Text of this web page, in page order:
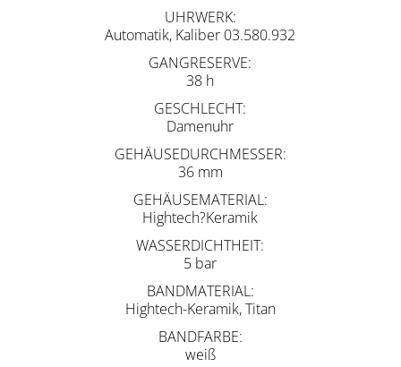
UHRWERK
Automatik, Kaliber 03.580.932
GANGRESERVE
38 h
GESCHLECHT
Damenuhr
GEHÄUSEDURCHMESSER
36 mm
GEHÄUSEMATERIAL
Hightech?Keramik
WASSERDICHTHEIT
5 bar
BANDMATERIAL
Hightech-Keramik, Titan
BANDFARBE
weiß